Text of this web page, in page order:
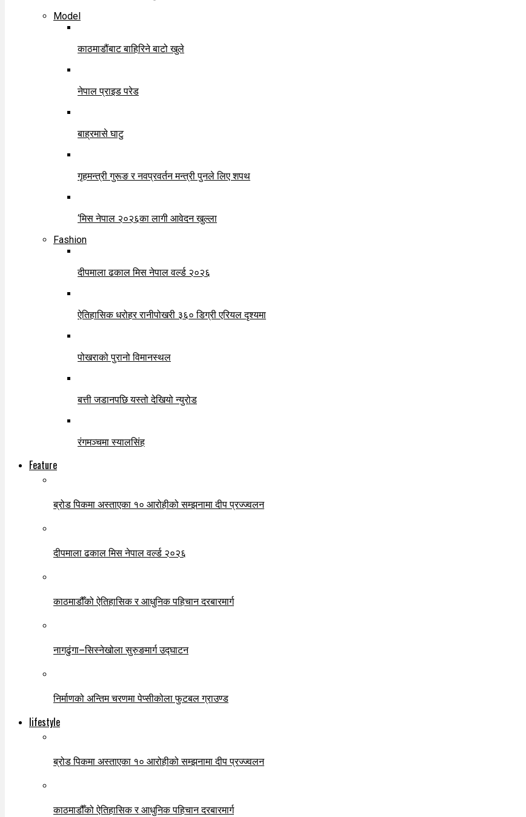
Model
काठमाडौंबाट बाहिरिने बाटो खुले
नेपाल प्राइड परेड
बाह्रमासे घाटु
गृहमन्त्री गुरूङ र नवप्रवर्तन मन्त्री पुनले लिए शपथ
‘मिस नेपाल २०२६का लागी आवेदन खुल्ला
Fashion
दीपमाला ढकाल मिस नेपाल वर्ल्ड २०२६
ऐतिहासिक धरोहर रानीपोखरी ३६० डिग्री एरियल दृश्यमा
पोखराको पुरानो विमानस्थल
बत्ती जडानपछि यस्तो देखियो न्युरोड
रंगमञ्चमा स्यालसिंह
Feature
ब्रोड पिकमा अस्ताएका १० आरोहीको सम्झनामा दीप प्रज्ज्वलन
दीपमाला ढकाल मिस नेपाल वर्ल्ड २०२६
काठमाडौँको ऐतिहासिक र आधुनिक पहिचान दरबारमार्ग
नागढुंगा–सिस्नेखोला सुरुङमार्ग उद्घाटन
निर्माणको अन्तिम चरणमा पेप्सीकोला फुटबल ग्राउण्ड
lifestyle
ब्रोड पिकमा अस्ताएका १० आरोहीको सम्झनामा दीप प्रज्ज्वलन
काठमाडौँको ऐतिहासिक र आधुनिक पहिचान दरबारमार्ग